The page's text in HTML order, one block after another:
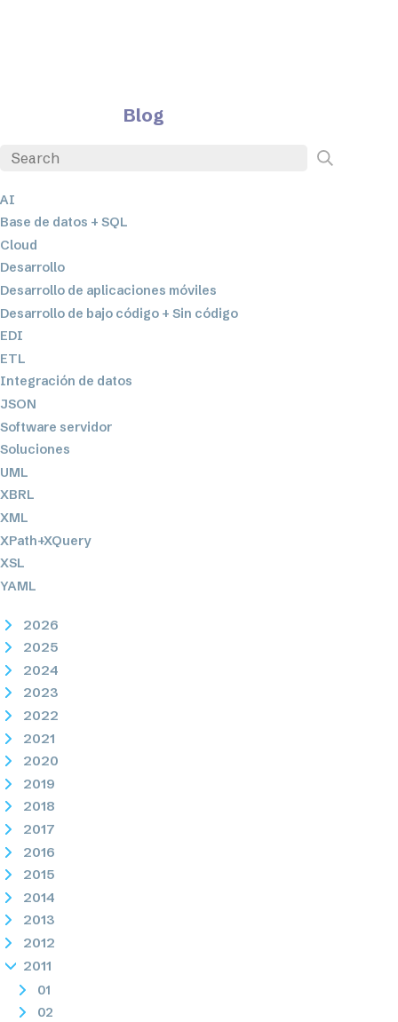
Blog
AI
Base de datos + SQL
Cloud
Desarrollo
Desarrollo de aplicaciones móviles
Desarrollo de bajo código + Sin código
EDI
ETL
Integración de datos
JSON
Software servidor
Soluciones
UML
XBRL
XML
XPath+XQuery
XSL
YAML
2026
2025
2024
2023
2022
2021
2020
2019
2018
2017
2016
2015
2014
2013
2012
2011
01
02